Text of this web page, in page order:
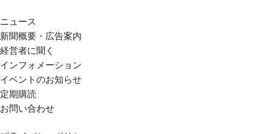
ニュース
新聞概要・広告案内
経営者に聞く
インフォメーション
イベントのお知らせ
定期購読
お問い合わせ